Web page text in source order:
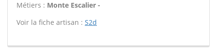
Métiers : Monte Escalier -
Voir la fiche artisan : S2d